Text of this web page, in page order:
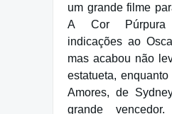
um grande filme
A Cor Púrpura
indicações ao
mas acabou não
estatueta,
Amores, de
grande